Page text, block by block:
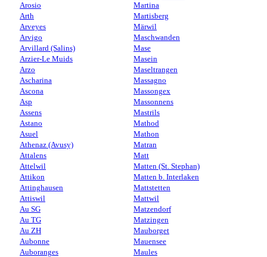
Arosio
Arth
Arveyes
Arvigo
Arvillard (Salins)
Arzier-Le Muids
Arzo
Ascharina
Ascona
Asp
Assens
Astano
Asuel
Athenaz (Avusy)
Attalens
Attelwil
Attikon
Attinghausen
Attiswil
Au SG
Au TG
Au ZH
Aubonne
Auboranges
Martina
Martisberg
Märwil
Maschwanden
Mase
Masein
Maseltrangen
Massagno
Massongex
Massonnens
Mastrils
Mathod
Mathon
Matran
Matt
Matten (St. Stephan)
Matten b. Interlaken
Mattstetten
Mattwil
Matzendorf
Matzingen
Mauborget
Mauensee
Maules